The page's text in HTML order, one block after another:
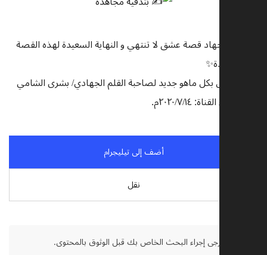
و لنا مع الجهاد قصة عشق لا تنتهي و النهاية السعيدة لهذه القصة
هي الشهادة✨
قناة تختص بكل ماهو جديد لصاحبة القلم الجهادي/ بشرى الشامي
تاريخ إنشاء القناة: ٢٠٢٠/٧/١٤م.
أضف إلى تيليجرام
نقل
يرجى إجراء البحث الخاص بك قبل الوثوق بالمحتوى.